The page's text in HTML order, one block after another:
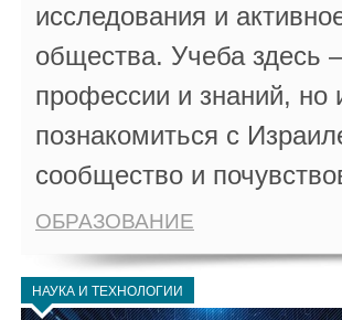
исследования и
общества. Учеба здесь
профессии и знаний, но
познакомиться с
сообщество и
ОБРАЗОВАНИЕ
НАУКА И ТЕХНОЛОГИИ